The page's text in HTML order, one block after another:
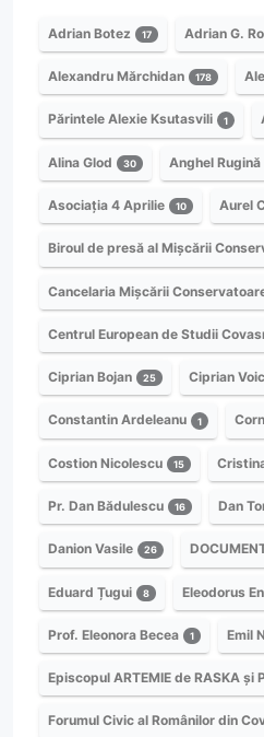
Adrian Botez 17 Adrian G.
Alexandru Mărchidan 178
Părintele Alexie Ksutasvili 1
Alina Glod 30 Anghel Rugină
Asociația 4 Aprilie 10 Aurel
Biroul de presă al Mișcării
Cancelaria Mișcării
Centrul European de Studii
Ciprian Bojan 25 Ciprian
Constantin Ardeleanu 1
Costion Nicolescu 15
Pr. Dan Bădulescu 16 Dan
Danion Vasile 26
Eduard Țugui 8 Eleodorus
Prof. Eleonora Becea 1 Emil
Episcopul ARTEMIE de RASKA și
Forumul Civic al Românilor din